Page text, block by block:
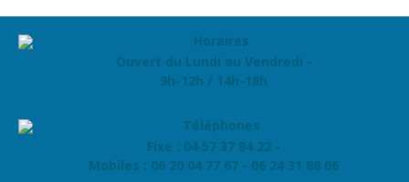
Ouvert du Lundi au Vendredi -
9h-12h / 14h-18h
Fixe : 04 57 37 84 22 -
Mobiles : 06 20 04 77 67 - 06 24 31 88 06